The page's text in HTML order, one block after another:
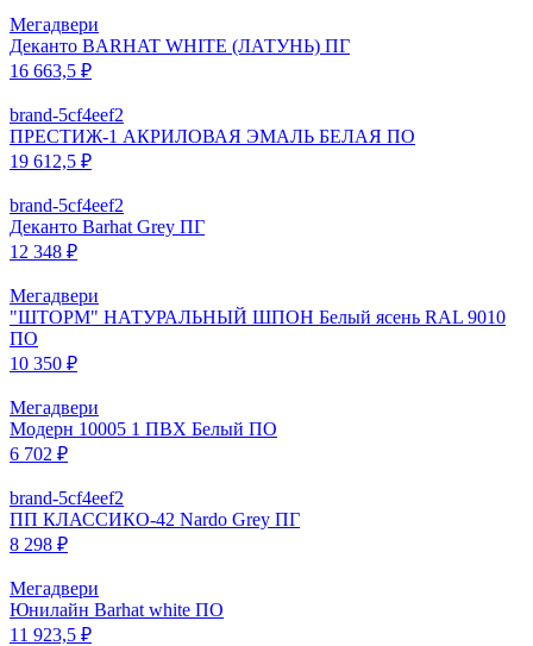
Мегадвери
Деканто BARHAT WHITE (ЛАТУНЬ) ПГ
16 663,5 ₽
brand-5cf4eef2
ПРЕСТИЖ-1 АКРИЛОВАЯ ЭМАЛЬ БЕЛАЯ ПО
19 612,5 ₽
brand-5cf4eef2
Деканто Barhat Grey ПГ
12 348 ₽
Мегадвери
"ШТОРМ" НАТУРАЛЬНЫЙ ШПОН Белый ясень RAL 9010
ПО
10 350 ₽
Мегадвери
Модерн 10005 1 ПВХ Белый ПО
6 702 ₽
brand-5cf4eef2
ПП КЛАССИКО-42 Nardo Grey ПГ
8 298 ₽
Мегадвери
Юнилайн Barhat white ПО
11 923,5 ₽